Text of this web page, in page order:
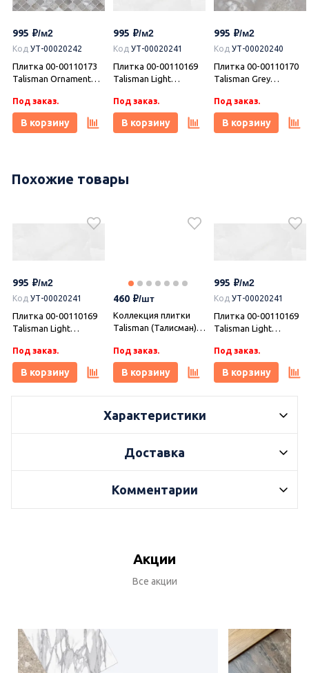
995
Код УТ-00020242
Плитка 00-00110173
Talisman Ornament
(Азори)
Под заказ.
В корзину
995
Код УТ-00020241
Плитка 00-00110169
Talisman Light
(Азори)
Под заказ.
В корзину
995
Код УТ-00020240
Плитка 00-00110170
Talisman Grey
(Азори)
Под заказ.
В корзину
Castle Wood
(Азори)
Под заказ.
В корзину
(Азори)
Под заказ.
В корзину
Castle Marfil 20,1х50,5,
В наличии 1.62 м2
В корзину
Похожие товары
995
Код УТ-00020241
Плитка 00-00110169
Talisman Light
(Азори)
Под заказ.
В корзину
460
Коллекция плитки
Talisman (Талисман)
(Азори)
Под заказ.
В корзину
995
Код УТ-00020241
Плитка 00-00110169
Talisman Light
(Азори)
Под заказ.
В корзину
Характеристики
Доставка
Комментарии
Акции
Все акции